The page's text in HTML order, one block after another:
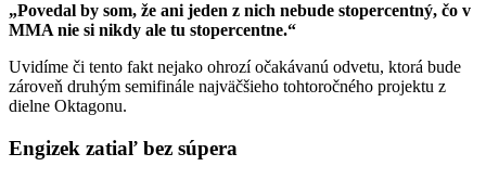
„Povedal by som, že ani jeden z nich nebude stopercentný, čo v
MMA nie si nikdy ale tu stopercentne.“
Uvidíme či tento fakt nejako ohrozí očakávanú odvetu, ktorá bude
zároveň druhým semifinále najväčšieho tohtoročného projektu z
dielne Oktagonu.
Engizek zatiaľ bez súpera